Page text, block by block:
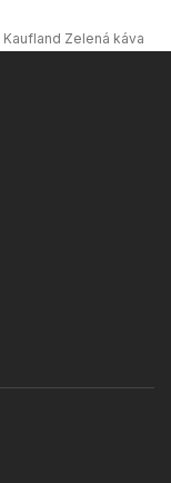
Kaufland Zelená káva